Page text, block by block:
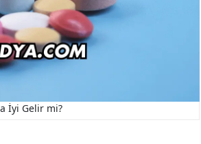
İyi Gelir mi?